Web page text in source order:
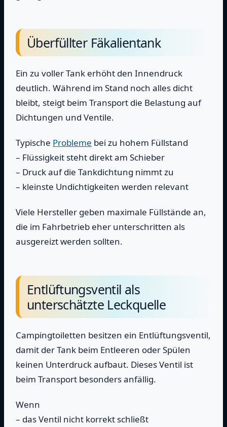
Überfüllter Fäkalientank
Ein zu voller Tank erhöht den Innendruck
deutlich. Während im Stand noch alles dicht
bleibt, steigt beim Transport die Belastung auf
Dichtungen und Ventile.
Typische Probleme bei zu hohem Füllstand
– Flüssigkeit steht direkt am Schieber
– Druck auf die Tankdichtung nimmt zu
– kleinste Undichtigkeiten werden relevant
Viele Hersteller geben maximale Füllstände an,
die im Fahrbetrieb eher unterschritten als
ausgereizt werden sollten.
Entlüftungsventil als
unterschätzte Leckquelle
Campingtoiletten besitzen ein Entlüftungsventil,
damit der Tank beim Entleeren oder Spülen
keinen Unterdruck aufbaut. Dieses Ventil ist
beim Transport besonders anfällig.
Wenn
– das Ventil nicht korrekt schließt